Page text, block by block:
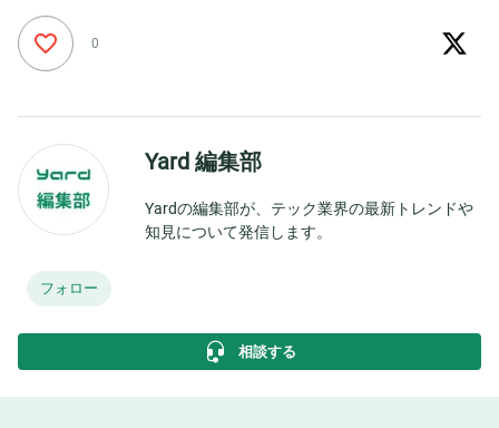
0
Yard 編集部
Yardの編集部が、テック業界の最新トレンドや
知見について発信します。
フォロー
相談する